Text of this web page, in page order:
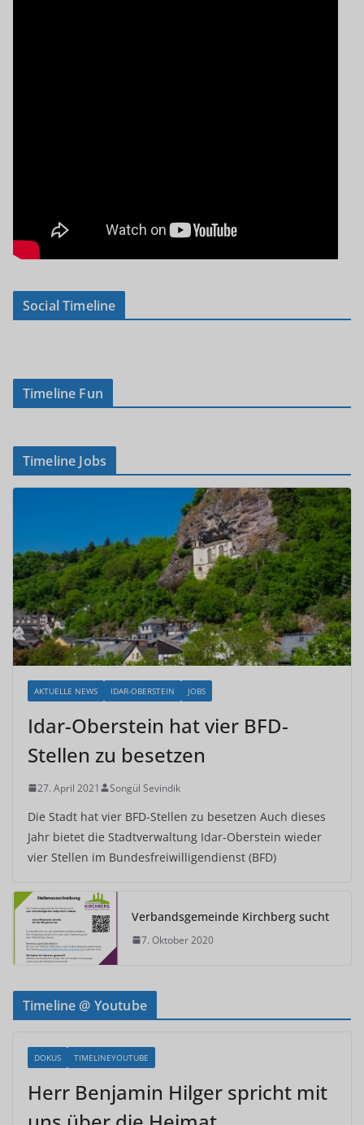
Social Timeline
Timeline Fun
Timeline Jobs
AKTUELLE NEWS IDAR-OBERSTEIN JOBS
Idar-Oberstein hat vier BFD-
Stellen zu besetzen
27. April 2021 Songül Sevindik
Die Stadt hat vier BFD-Stellen zu besetzen Auch dieses
Jahr bietet die Stadtverwaltung Idar-Oberstein wieder
vier Stellen im Bundesfreiwilligendienst (BFD)
Verbandsgemeinde Kirchberg sucht
7. Oktober 2020
Timeline @ Youtube
DOKUS TIMELINEYOUTUBE
Herr Benjamin Hilger spricht mit